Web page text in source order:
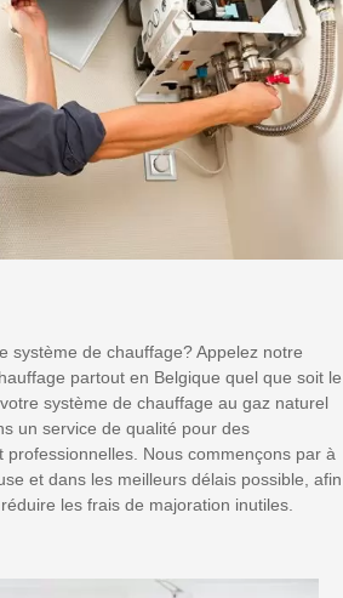
système de chauffage? Appelez notre
partout en Belgique quel que soit le
système de chauffage au gaz naturel
un service de qualité pour des
professionnelles. Nous commençons par à
et dans les meilleurs délais possible, afin
les frais de majoration inutiles.